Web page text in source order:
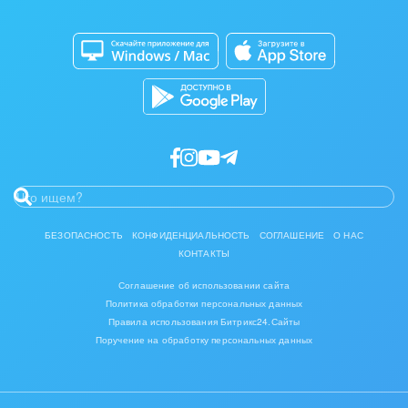
Консалтинговые и управленческие услуги
Культурные события, спорт, шоу-бизнес
Мебель, лес, деревообработка
Мода, одежда, аксессуары, стиль
Нефть, газ
Оборудование, техника
Каталог приложений
Разработчикам приложений
БЕЗОПАСНОСТЬ КОНФИДЕНЦИАЛЬНОСТЬ СОГЛАШЕНИЕ
О НАС
КОНТАКТЫ
Соглашение об использовании сайта
Политика обработки персональных данных
Правила использования Битрикс24.Сайты
Поручение на обработку персональных данных